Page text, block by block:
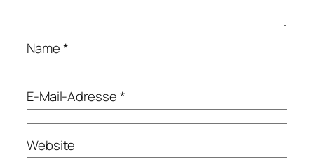
Name*
E-Mail-Adresse*
Website